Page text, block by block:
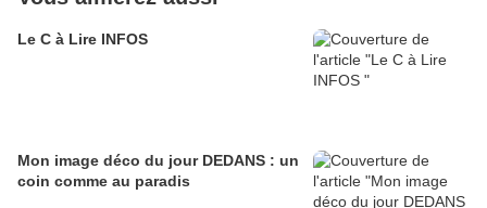
Le C à Lire INFOS
Mon image déco du jour DEDANS : un
coin comme au paradis